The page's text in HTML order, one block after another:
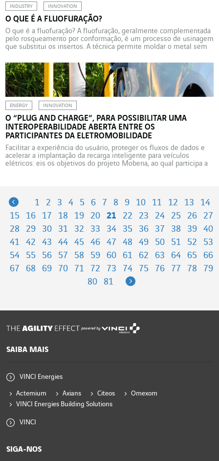
INDUSTRY INNOVATION
O QUE É A FLUOFURAÇÃO?
O que é a fluofuração? A fluofuração, geralmente complementada
pelo rosqueamento por conformação, é um processo de usinagem
que substitui os insertos. A técnica permite moldar o metal sem
ENERGY INNOVATION
O “PLUG AND CHARGE”, PARA POSSIBILITAR UMA
INTEROPERABILIDADE ABERTA ENTRE OS
PARTICIPANTES DA ELETROMOBILIDADE
Facilitar a experiência do usuário, proteger os fluxos de dados e
acelerar a implantação da recarga inteligente para veículos
elétricos: eis os objetivos do projeto Mobena, ao qual participa a
Previous
1 2 3 4 5 6 7 8 9 10 11 12 13
14
15
16 17 18 19 20 21 22 23 24 25 26
27
28
29 30 31 32 33 34 35 36 37 38 39
40
41
42 43 44 45 46 47 48 49 50 51 52
53
54
55 56 57 58 59 60 61 62 63 64 65
66
67
68 69 70 71 72 73 74 75 76 77 78
79
80
81 Next
powered by
SAIBA MAIS
VINCI Energies
Actemium Axians Citeos
Omexom
VINCI Energies Building Solutions
VINCI
SIGA-NOS